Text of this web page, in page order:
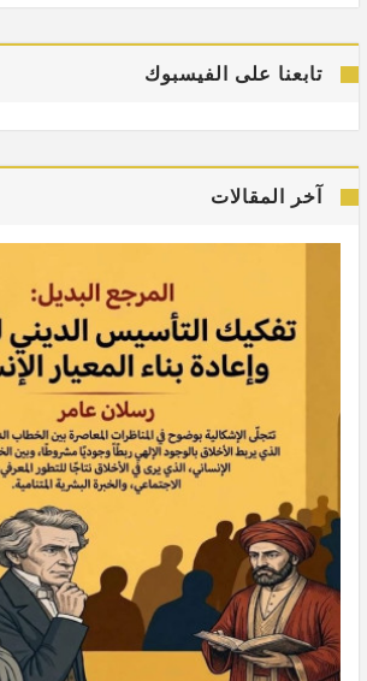
تابعنا على الفيسبوك
آخر المقالات